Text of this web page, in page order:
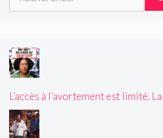
L’accès à l’avortement est limité.